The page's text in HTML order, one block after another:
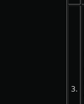
3.